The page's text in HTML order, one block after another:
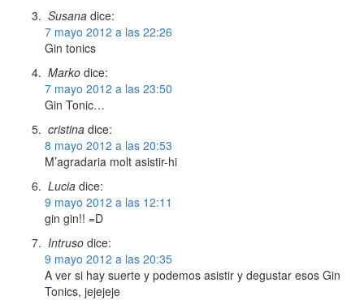
Susana dice:
7 mayo 2012 a las 22:26
Gin tonics
Marko dice:
7 mayo 2012 a las 23:50
Gin Tonic…
cristina dice:
8 mayo 2012 a las 20:53
M’agradaria molt asistir-hi
Lucia dice:
9 mayo 2012 a las 12:11
gin gin!! =D
Intruso dice:
9 mayo 2012 a las 20:35
A ver si hay suerte y podemos asistir y degustar esos Gin
Tonics, jejejeje